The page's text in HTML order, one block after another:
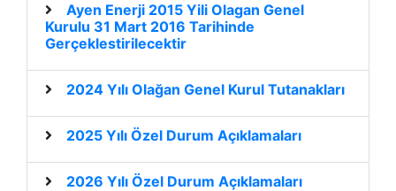
Ayen Enerji 2015 Yili Olagan Genel
Kurulu 31 Mart 2016 Tarihinde
Gerçeklestirilecektir
2024 Yılı Olağan Genel Kurul Tutanakları
2025 Yılı Özel Durum Açıklamaları
2026 Yılı Özel Durum Açıklamaları